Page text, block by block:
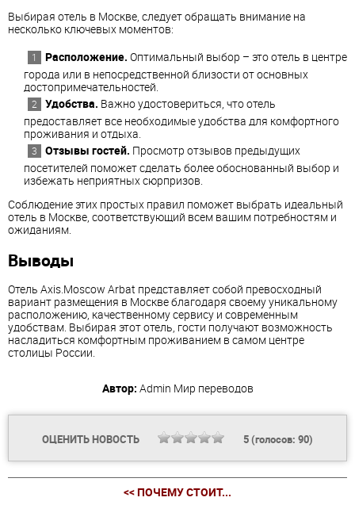
Выбирая отель в Москве, следует обращать внимание на
несколько ключевых моментов:
Расположение. Оптимальный выбор – это отель в центре
города или в непосредственной близости от основных
достопримечательностей.
Удобства. Важно удостовериться, что отель
предоставляет все необходимые удобства для комфортного
проживания и отдыха.
Отзывы гостей. Просмотр отзывов предыдущих
посетителей поможет сделать более обоснованный выбор и
избежать неприятных сюрпризов.
Соблюдение этих простых правил поможет выбрать идеальный
отель в Москве, соответствующий всем вашим потребностям и
ожиданиям.
Выводы
Отель Axis.Moscow Arbat представляет собой превосходный
вариант размещения в Москве благодаря своему уникальному
расположению, качественному сервису и современным
удобствам. Выбирая этот отель, гости получают возможность
насладиться комфортным проживанием в самом центре
столицы России.
Автор: Admin Мир переводов
ОЦЕНИТЬ НОВОСТЬ 5(голосов: 90)
<< ПОЧЕМУ СТОИТ...